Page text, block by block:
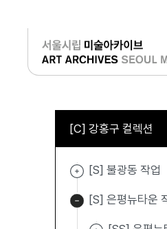
로그인
[C] 강홍구 컬렉션
[S] 불광동 작업
[S] 은평뉴타운